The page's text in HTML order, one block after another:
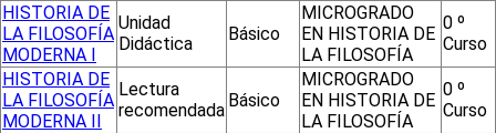
HISTORIA DE
LA FILOSOFÍA
MODERNA I
Unidad
Didáctica
Básico
MICROGRADO
EN HISTORIA DE
LA FILOSOFÍA
0 º
Curso
HISTORIA DE
LA FILOSOFÍA
MODERNA II
Lectura
recomendada Básico
MICROGRADO
EN HISTORIA DE
LA FILOSOFÍA
0 º
Curso